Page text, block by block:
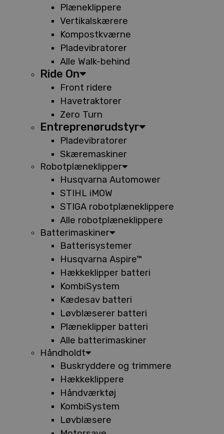
Plæneklippere
Vertikalskærere
Kompostkværne
Pladevibratorer
Alle Walk-behind
Ride On
Front ridere
Havetraktorer
Zero Turn
Entreprenørudstyr
Pladevibratorer
Skæremaskiner
Robotplæneklipper
Husqvarna Automower
STIHL iMOW
STIGA robotplæneklippere
Alle robotplæneklippere
Batterimaskiner
Batterisystemer
Husqvarna Aspire™
Hækkeklipper batteri
KombiSystem
Kædesav batteri
Løvblæserer batteri
Plæneklipper batteri
Alle batterimaskiner
Håndholdt
Buskryddere og trimmere
Hækkeklippere
Håndværktøj
KombiSystem
Løvblæsere